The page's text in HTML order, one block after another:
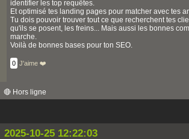
identifier les top requêtes.
Et optimisé tes landing pages pour matcher avec tes
Tu dois pouvoir trouver tout ce que recherchent tes
qu'ils se posent, les freins... Mais aussi les bonnes
marche.
Voilà de bonnes bases pour ton SEO.
0 J'aime ❤️
🔴 Hors ligne
2025-10-25 12:22:03